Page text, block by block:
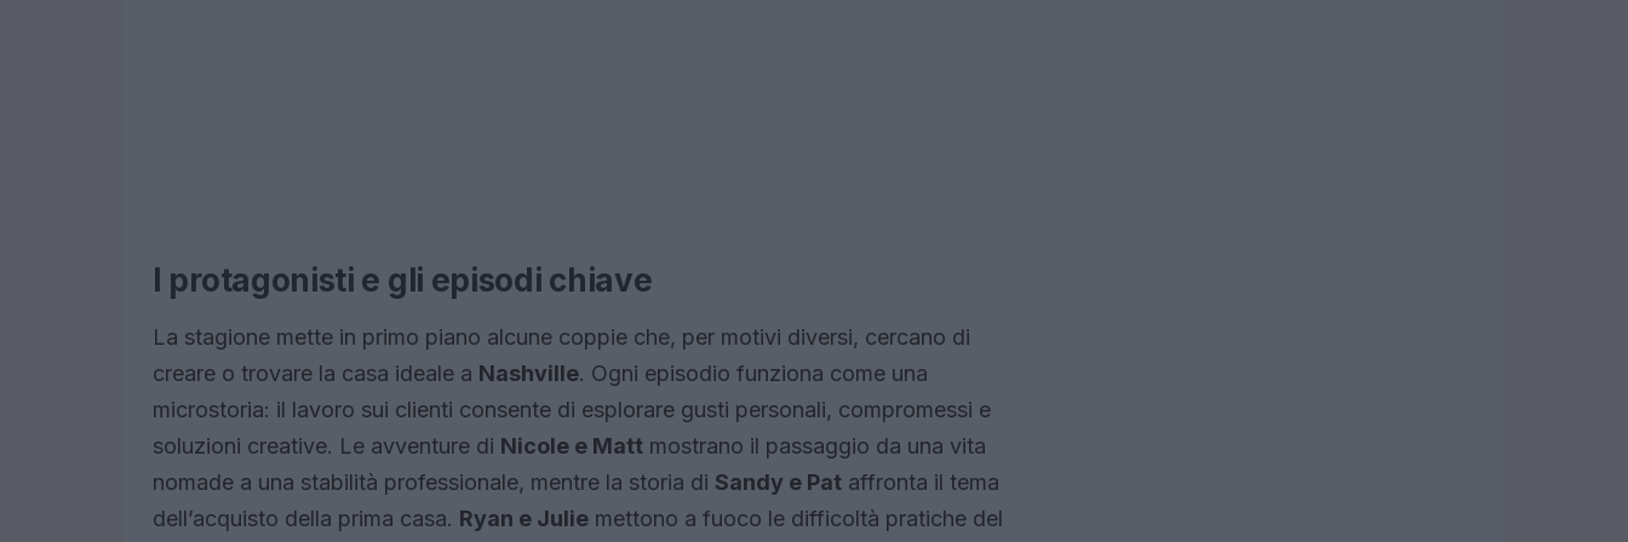
I protagonisti e gli episodi chiave
La stagione mette in primo piano alcune coppie che, per motivi diversi, cercano di
creare o trovare la casa ideale a Nashville. Ogni episodio funziona come una
microstoria: il lavoro sui clienti consente di esplorare gusti personali, compromessi e
soluzioni creative. Le avventure di Nicole e Matt mostrano il passaggio da una vita
nomade a una stabilità professionale, mentre la storia di Sandy e Pat affronta il tema
dell’acquisto della prima casa. Ryan e Julie mettono a fuoco le difficoltà pratiche del